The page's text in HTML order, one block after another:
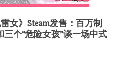
女》Steam发售：百万制
个“危险女孩”谈一场中式